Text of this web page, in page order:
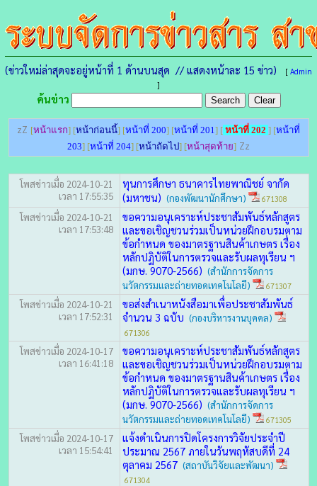
(ข่าวใหม่ล่าสุดจะอยู่หน้าที่ 1 ด้านบนสุด // แสดงหน้าละ 15 ข่าว) [ Admin
]
ค้นข่าว
zZ [หน้าแรก] [หน้าก่อนนี้] [หน้าที่ 200] [หน้าที่ 201] [ หน้าที่ 202 ] [หน้าที่
203] [หน้าที่ 204] [หน้าถัดไป] [หน้าสุดท้าย] Zz
โพสข่าวเมื่อ 2024-10-21
เวลา 17:55:35
ทุนการศึกษา ธนาคารไทยพาณิชย์ จากัด
(มหาชน) (กองพัฒนานักศึกษา) 671308
โพสข่าวเมื่อ 2024-10-21
เวลา 17:53:48
ขอความอนุเคราะห์ประชาสัมพันธ์หลักสูตร
และขอเชิญชวนร่วมเป็นหน่วยฝึกอบรมตาม
ข้อกำหนด ของมาตรฐานสินค้าเกษตร เรื่อง
หลักปฏิบัติในการตรวจและรับผลทุเรียน ฯ
(มกษ. 9070-2566) (สำนักการจัดการ
นวัตกรรมและถ่ายทอดเทคโนโลยี)
671307
โพสข่าวเมื่อ 2024-10-21
เวลา 17:52:31
ขอส่งสำเนาหนังสือมาเพื่อประชาสัมพันธ์
จำนวน 3 ฉบับ (กองบริหารงานบุคคล)
671306
โพสข่าวเมื่อ 2024-10-17
เวลา 16:41:18
ขอความอนุเคราะห์ประชาสัมพันธ์หลักสูตร
และขอเชิญชวนร่วมเป็นหน่วยฝึกอบรมตาม
ข้อกำหนด ของมาตรฐานสินค้าเกษตร เรื่อง
หลักปฏิบัติในการตรวจและรับผลทุเรียน ฯ
(มกษ. 9070-2566) (สำนักการจัดการ
นวัตกรรมและถ่ายทอดเทคโนโลยี)
671305
โพสข่าวเมื่อ 2024-10-17
เวลา 15:54:41
แจ้งดำเนินการปิดโครงการวิจัยประจำปี
ประมาณ 2567 ภายในวันพฤหัสบดีที่ 24
ตุลาคม 2567 (สถาบันวิจัยและพัฒนา)
671304